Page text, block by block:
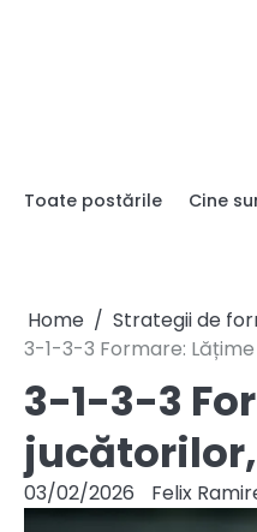
Toate postările Cine
Home
Strategii de
3-1-3-3 Formare:
3-1-3-3
03/02/2026 Felix